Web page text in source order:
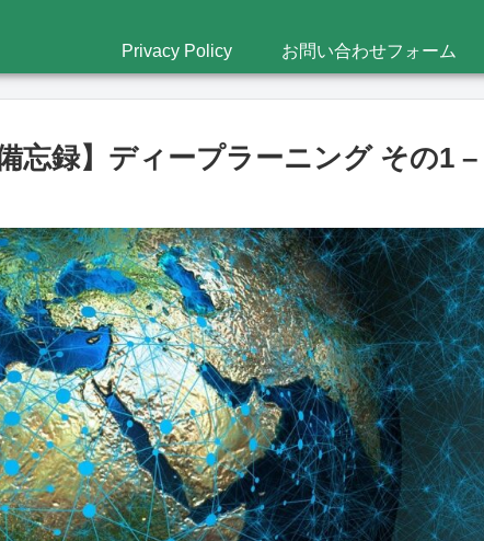
Privacy Policy お問い合わせフォーム
忘録】ディープラーニング その1 –